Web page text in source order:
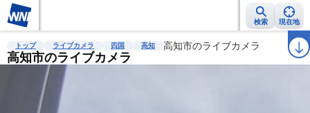
検索 現在地
雨雲レーダー 台風情報 地震情報 警報・注意報 2週間天気 ラ
トップ ライブカメラ 四国 高知 高知市のライブカメラ
高知市のライブカメラ